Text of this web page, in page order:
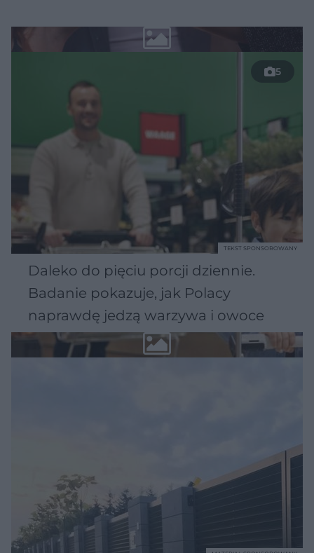
5
Daleko do pięciu porcji dziennie.
Badanie pokazuje, jak Polacy
naprawdę jedzą warzywa i owoce
TEKST SPONSOROWANY